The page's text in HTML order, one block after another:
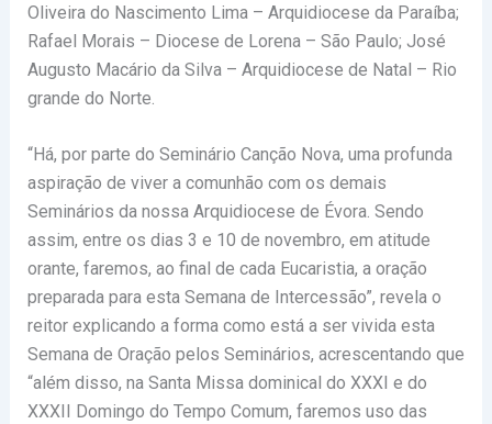
Oliveira do Nascimento Lima – Arquidiocese da Paraíba;
Rafael Morais – Diocese de Lorena – São Paulo; José
Augusto Macário da Silva – Arquidiocese de Natal – Rio
grande do Norte.
“Há, por parte do Seminário Canção Nova, uma profunda
aspiração de viver a comunhão com os demais
Seminários da nossa Arquidiocese de Évora. Sendo
assim, entre os dias 3 e 10 de novembro, em atitude
orante, faremos, ao final de cada Eucaristia, a oração
preparada para esta Semana de Intercessão”, revela o
reitor explicando a forma como está a ser vivida esta
Semana de Oração pelos Seminários, acrescentando que
“além disso, na Santa Missa dominical do XXXI e do
XXXII Domingo do Tempo Comum, faremos uso das